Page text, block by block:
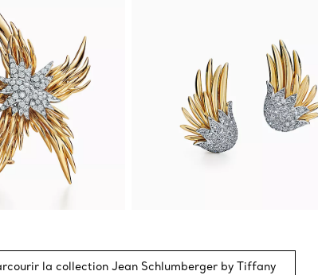
la collection Jean Schlumberger by Tiffany